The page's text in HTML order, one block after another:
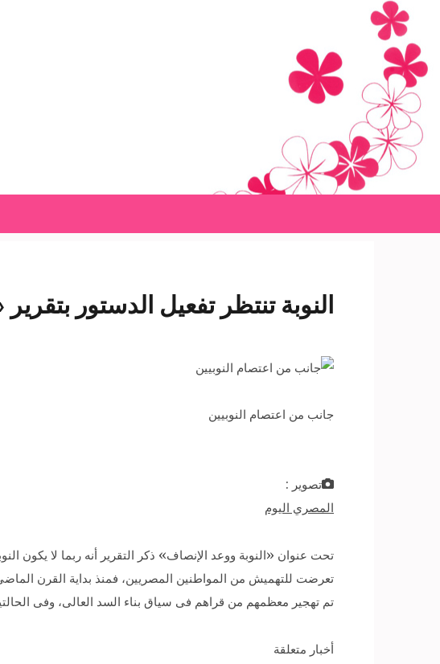
content
(Press
Enter)
النوبة تنتظر تفعيل الدستور
جانب من اعتصام النوبيين
تصوير :
المصري اليوم
تحت عنوان «النوبة ووعد الإنصاف» ذكر التقرير أنه ربما لا يكون
تعرضت للتهميش من المواطنين المصريين، فمنذ بداية القرن
تم تهجير معظمهم من قراهم فى سياق بناء السد العالى، وفى
أخبار متعلقة